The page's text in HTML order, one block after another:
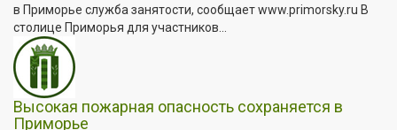
в Приморье служба занятости, сообщает www.primorsky.ru В
столице Приморья для участников...
Высокая пожарная опасность сохраняется в
Приморье